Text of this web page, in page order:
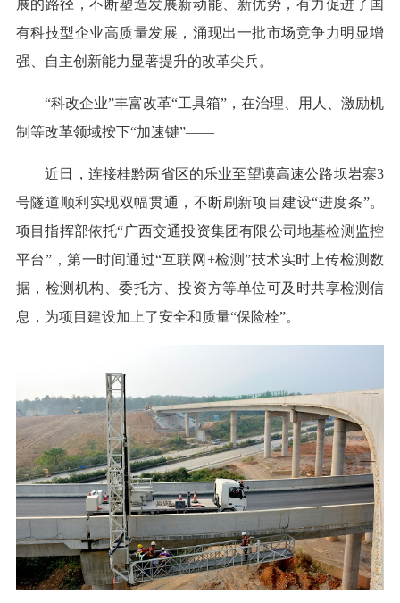
展的路径，不断塑造发展新动能、新优势，有力促进了国
有科技型企业高质量发展，涌现出一批市场竞争力明显增
强、自主创新能力显著提升的改革尖兵。
“科改企业”丰富改革“工具箱”，在治理、用人、激励机
制等改革领域按下“加速键”——
近日，连接桂黔两省区的乐业至望谟高速公路坝岩寨3
号隧道顺利实现双幅贯通，不断刷新项目建设“进度条”。
项目指挥部依托“广西交通投资集团有限公司地基检测监控
平台”，第一时间通过“互联网+检测”技术实时上传检测数
据，检测机构、委托方、投资方等单位可及时共享检测信
息，为项目建设加上了安全和质量“保险栓”。